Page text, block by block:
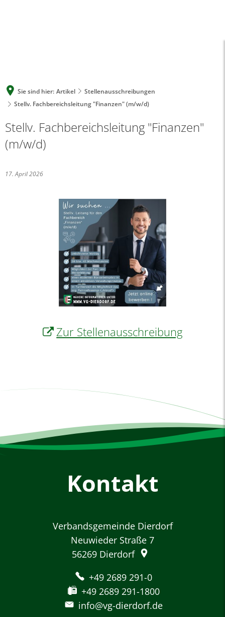
Sie sind hier: Artikel
Stellenausschreibungen
Stellv. Fachbereichsleitung "Finanzen" (m/w/d)
Stellv. Fachbereichsleitung "Finanzen"
(m/w/d)
17. April 2026
Zur Stellenausschreibung
Kontakt
Verbandsgemeinde Dierdorf
Neuwieder Straße 7
56269 Dierdorf
+49 2689 291-0
+49 2689 291-1800
info@vg-dierdorf.de